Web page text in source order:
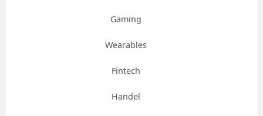
Gaming
Wearables
Fintech
Handel